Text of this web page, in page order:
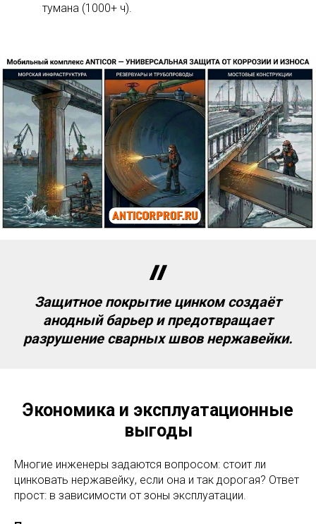
тумана (1000+ ч).
Защитное покрытие цинком создаёт
анодный барьер и предотвращает
разрушение сварных швов нержавейки.
Экономика и эксплуатационные
выгоды
Многие инженеры задаются вопросом: стоит ли
цинковать нержавейку, если она и так дорогая? Ответ
прост: в зависимости от зоны эксплуатации.